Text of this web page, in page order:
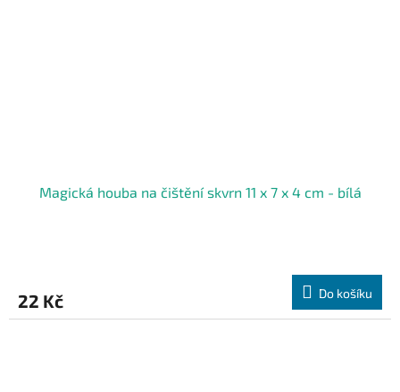
Magická houba na čištění skvrn 11 x 7 x 4 cm - bílá
22 Kč Do košíku